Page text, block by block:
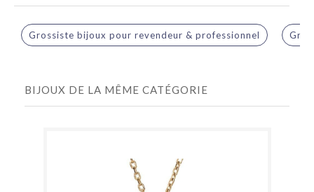
Grossiste bijoux pour revendeur & professionnel
BIJOUX DE LA MÊME CATÉGORIE